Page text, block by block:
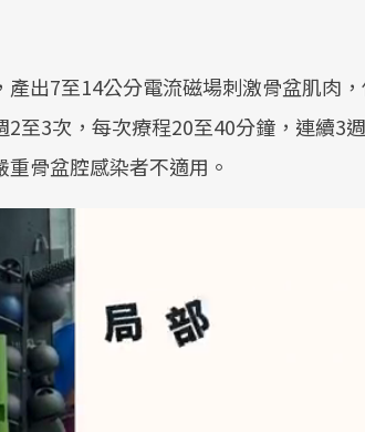
出7至14公分電流磁場刺激骨盆肌肉
至3次，每次療程20至40分鐘，連續3
骨盆腔感染者不適用。